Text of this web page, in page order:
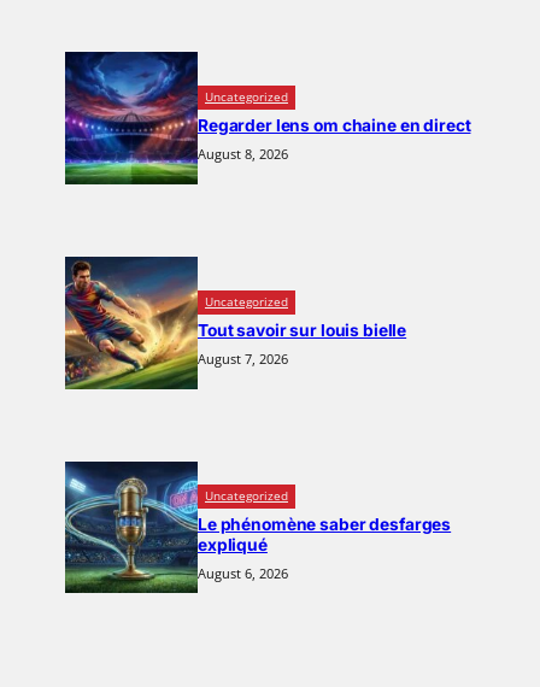
Uncategorized
Regarder lens om chaine en direct
August 8, 2026
Uncategorized
Tout savoir sur louis bielle
August 7, 2026
Uncategorized
Le phénomène saber desfarges
expliqué
August 6, 2026